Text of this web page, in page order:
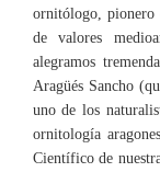
ornitólogo, pionero
de valores
alegramos
Aragüés Sancho
uno de los
ornitología
Científico de